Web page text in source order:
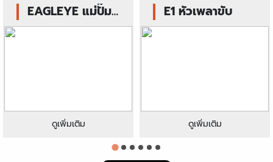
EAGLEYE แม่ปั๊ม
คลัทช์บนกล่องฟ้า
ดูเพิ่มเติม
E1 หัวเพลาขับ
ดูเพิ่มเติม